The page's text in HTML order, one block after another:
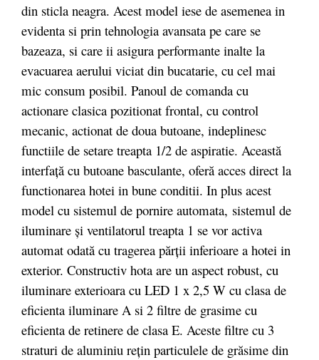
din sticla neagra. Acest model iese de asemenea in
evidenta si prin tehnologia avansata pe care se
bazeaza, si care ii asigura performante inalte la
evacuarea aerului viciat din bucatarie, cu cel mai
mic consum posibil. Panoul de comanda cu
actionare clasica pozitionat frontal, cu control
mecanic, actionat de doua butoane, indeplinesc
functiile de setare treapta 1/2 de aspiratie. Această
interfaţă cu butoane basculante, oferă acces direct la
functionarea hotei in bune conditii. In plus acest
model cu sistemul de pornire automata, sistemul de
iluminare şi ventilatorul treapta 1 se vor activa
automat odată cu tragerea părţii inferioare a hotei in
exterior. Constructiv hota are un aspect robust, cu
iluminare exterioara cu LED 1 x 2,5 W cu clasa de
eficienta iluminare A si 2 filtre de grasime cu
eficienta de retinere de clasa E. Aceste filtre cu 3
straturi de aluminiu reţin particulele de grăsime din